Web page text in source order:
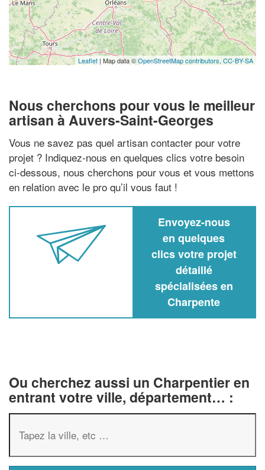
Leaflet | Map data ©OpenStreetMap contributors, CC-BY-SA
Nous cherchons pour vous le meilleur
artisan à Auvers-Saint-Georges
Vous ne savez pas quel artisan contacter pour votre
projet ? Indiquez-nous en quelques clics votre besoin
ci-dessous, nous cherchons pour vous et vous mettons
en relation avec le pro qu’il vous faut !
Envoyez-nous
en quelques
clics votre projet
détaillé
spécialisées en
Charpente
Ou cherchez aussi un Charpentier en
entrant votre ville, département… :